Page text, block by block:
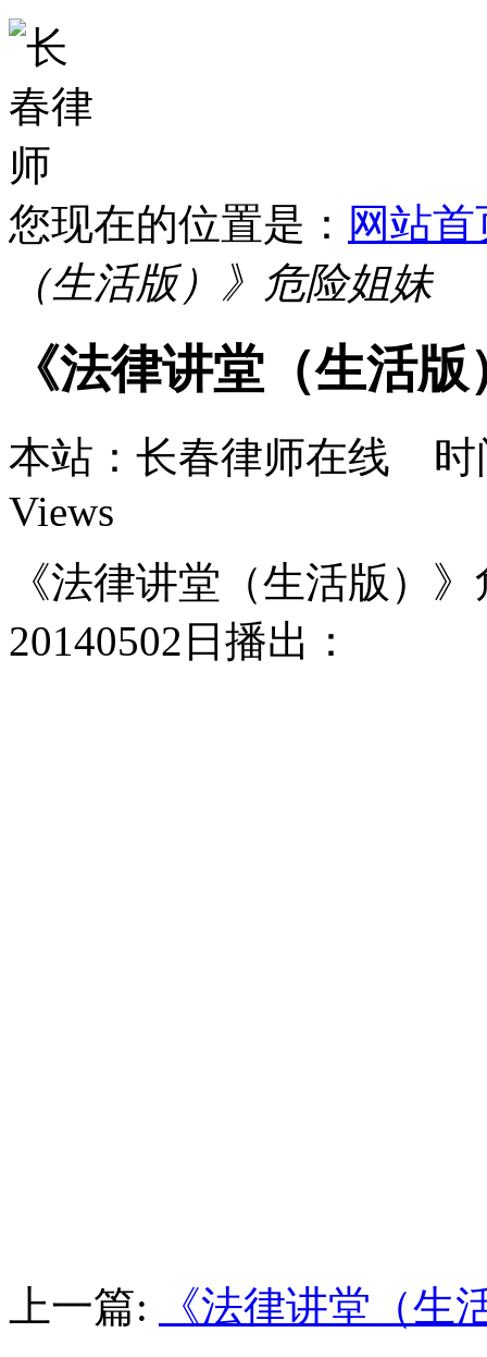
您现在的位置是： 网站首
（生活版）》危险姐妹
《法律讲堂（生活
本站：长春律师在线 时
Views
《法律讲堂（生活版）
20140502日播出：
上一篇:
《法律讲堂（生